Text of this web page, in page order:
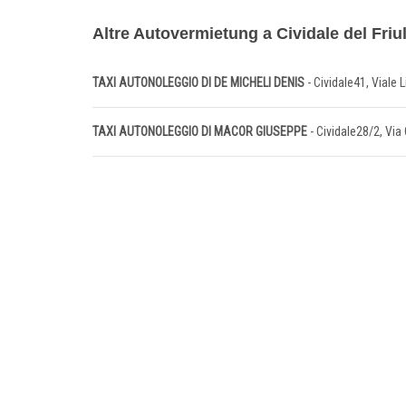
Altre Autovermietung a Cividale del
TAXI AUTONOLEGGIO DI DE MICHELI DENIS - Cividale41, Viale
TAXI AUTONOLEGGIO DI MACOR GIUSEPPE - Cividale28/2, Via